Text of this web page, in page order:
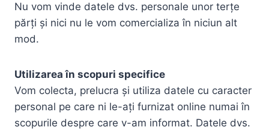
Nu vom vinde datele dvs. personale unor terțe
părți și nici nu le vom comercializa în niciun alt
mod.
Utilizarea în scopuri specifice
Vom colecta, prelucra și utiliza datele cu caracter
personal pe care ni le-ați furnizat online numai în
scopurile despre care v-am informat. Datele dvs.